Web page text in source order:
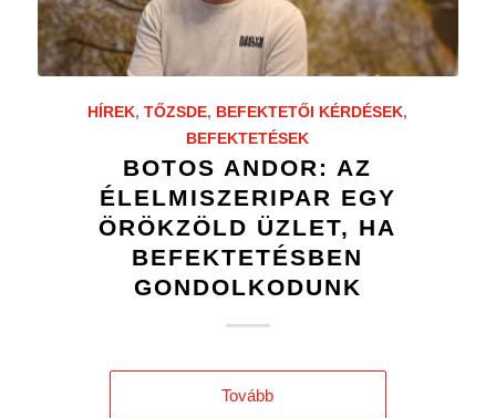
HÍREK,TŐZSDE, BEFEKTETŐI KÉRDÉSEK,
BEFEKTETÉSEK
BOTOS ANDOR: AZ
ÉLELMISZERIPAR EGY
ÖRÖKZÖLD ÜZLET, HA
BEFEKTETÉSBEN
GONDOLKODUNK
Tovább